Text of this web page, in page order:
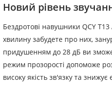
Новий рівень
Бездротові навушники QCY
хвилину забудете про них,
придушенням до 28 дБ ви
режим прозорості допоможе
високу якість зв'язку та